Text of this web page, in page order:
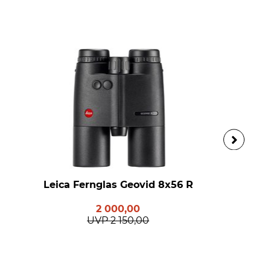
Leica Fernglas Geovid 8x56 R
2 000,00
UVP 2 150,00